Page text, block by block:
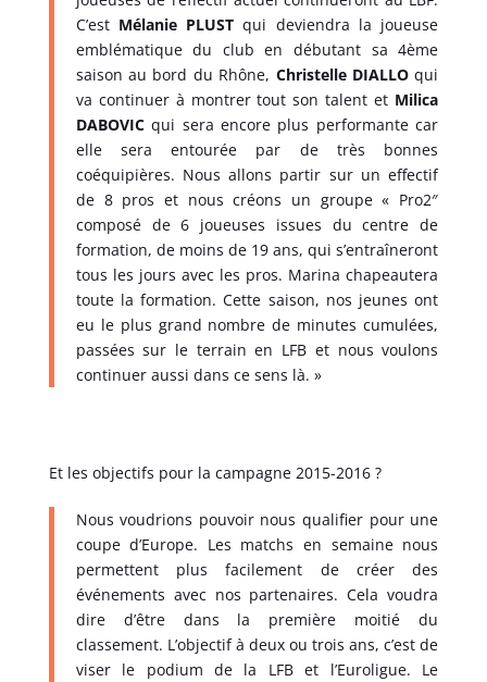
C’est Mélanie PLUST qui deviendra la joueuse
emblématique du club en débutant sa 4ème
saison au bord du Rhône, Christelle DIALLOqui
va continuer à montrer tout son talent et Milica
DABOVICqui sera encore plus performante car
elle sera entourée par de très bonnes
coéquipières. Nous allons partir sur un effectif
de 8 pros et nous créons un groupe « Pro2″
composé de 6 joueuses issues du centre de
formation, de moins de 19 ans, qui s’entraîneront
tous les jours avec les pros. Marina chapeautera
toute la formation. Cette saison, nos jeunes ont
eu le plus grand nombre de minutes cumulées,
passées sur le terrain en LFB et nous voulons
continuer aussi dans ce sens là. »
Et les objectifs pour la campagne 2015-2016 ?
Nous voudrions pouvoir nous qualifier pour une
coupe d’Europe. Les matchs en semaine nous
permettent plus facilement de créer des
événements avec nos partenaires. Cela voudra
dire d’être dans la première moitié du
classement. L’objectif à deux ou trois ans, c’est de
viser le podium de la LFB et l’Euroligue. Le